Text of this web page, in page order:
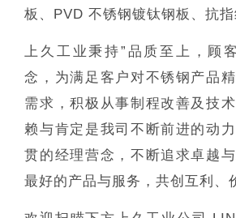
板、PVD 不锈钢镀钛钢板、抗指
上久工业秉持”品质至上，顾
念，为满足客户对不锈钢产品
需求，积极从事制程改善及技
赖与肯定是我司不断前进的动
贯的经理营念，不断追求卓越
最好的产品与服务，共创互利、